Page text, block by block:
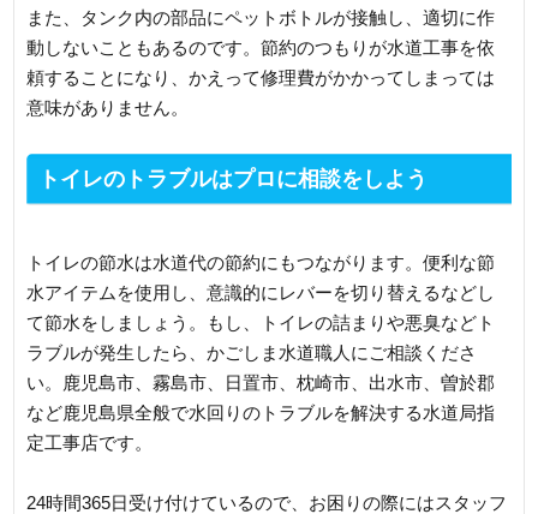
また、タンク内の部品にペットボトルが接触し、適切に作
動しないこともあるのです。節約のつもりが水道工事を依
頼することになり、かえって修理費がかかってしまっては
意味がありません。
トイレのトラブルはプロに相談をしよう
トイレの節水は水道代の節約にもつながります。便利な節
水アイテムを使用し、意識的にレバーを切り替えるなどし
て節水をしましょう。もし、トイレの詰まりや悪臭などト
ラブルが発生したら、かごしま水道職人にご相談くださ
い。鹿児島市、霧島市、日置市、枕崎市、出水市、曽於郡
など鹿児島県全般で水回りのトラブルを解決する水道局指
定工事店です。
24時間365日受け付けているので、お困りの際にはスタッフ